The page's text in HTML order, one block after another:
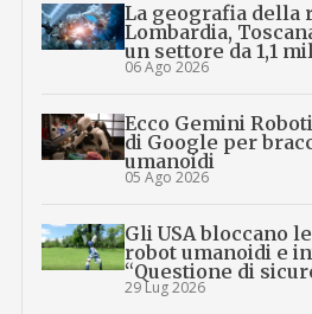
La geografia della
Lombardia,
un settore da 1,1
06 Ago 2026
Ecco Gemini
di Google per
umanoidi
05 Ago 2026
Gli USA bloccano
robot umanoidi e
“Questione di
29 Lug 2026